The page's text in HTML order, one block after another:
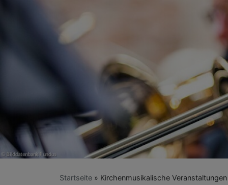
Startseite Kirchenmusikalische Veranstaltungen